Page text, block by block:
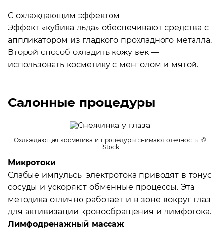
С охлаждающим эффектом
Эффект «кубика льда» обеспечивают средства с
аппликатором из гладкого прохладного металла.
Второй способ охладить кожу век —
использовать косметику с ментолом и мятой.
Салонные процедуры
Охлаждающая косметика и процедуры снимают отечность. ©
iStock
Микротоки
Слабые импульсы электротока приводят в тонус
сосуды и ускоряют обменные процессы. Эта
методика отлично работает и в зоне вокруг глаз
для активизации кровообращения и лимфотока.
Лимфодренажный массаж